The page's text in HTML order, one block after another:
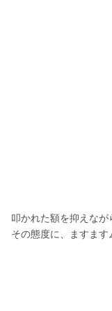
叩かれた額を抑えなが
その態度に、ますます